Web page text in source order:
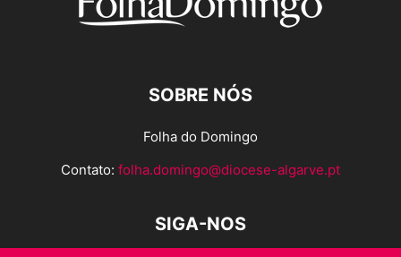
SOBRE NÓS
Folha do Domingo
Contato: folha.domingo@diocese-algarve.pt
SIGA-NOS